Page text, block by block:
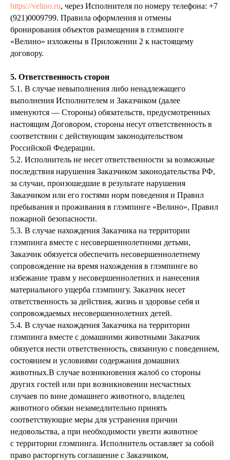
https://velino.ru, через Исполнителя по номеру телефона: +7
(921)0009799. Правила оформления и отмены
бронирования объектов размещения в глэмпинге
«Велино» изложены в Приложении 2 к настоящему
договору.
5. Ответственность сторон
5.1. В случае невыполнения либо ненадлежащего
выполнения Исполнителем и Заказчиком (далее
именуются — Стороны) обязательств, предусмотренных
настоящим Договором, стороны несут ответственность в
соответствии с действующим законодательством
Российской Федерации.
5.2. Исполнитель не несет ответственности за возможные
последствия нарушения Заказчиком законодательства РФ,
за случаи, произошедшие в результате нарушения
Заказчиком или его гостями норм поведения и Правил
пребывания и проживания в глэмпинге «Велино», Правил
пожарной безопасности.
5.3. В случае нахождения Заказчика на территории
глэмпинга вместе с несовершеннолетними детьми,
Заказчик обязуется обеспечить несовершеннолетнему
сопровождение на время нахождения в глэмпинге во
избежание травм у несовершеннолетних и нанесения
материального ущерба глэмпингу. Заказчик несет
ответственность за действия, жизнь и здоровье себя и
сопровождаемых несовершеннолетних детей.
5.4. В случае нахождения Заказчика на территории
глэмпинга вместе с домашними животными Заказчик
обязуется нести ответственность, связанную с поведением,
состоянием и условиями содержания домашних
животных.В случае возникновения жалоб со стороны
других гостей или при возникновении несчастных
случаев по вине домашнего животного, владелец
животного обязан незамедлительно принять
соответствующие меры для устранения причин
недовольства, а при необходимости увезти животное
с территории глэмпинга. Исполнитель оставляет за собой
право расторгнуть соглашение с Заказчиком,